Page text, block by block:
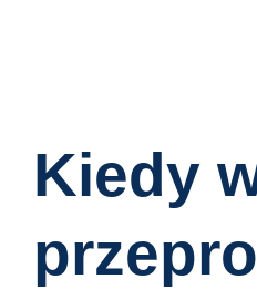
Kiedy